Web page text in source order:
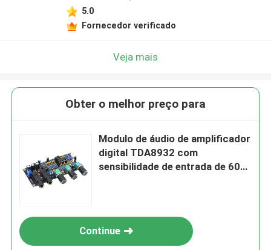
5.0
Fornecedor verificado
Veja mais
Obter o melhor preço para
Modulo de áudio de amplificador
digital TDA8932 com
sensibilidade de entrada de 600
Continue